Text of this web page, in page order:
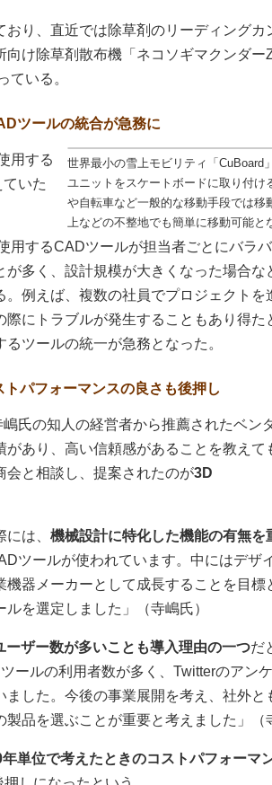
り、直近では除草剤のリーディングカ
け除草剤散布機「ネコソギマクンダー
ている。
ツールの統合が急務に
世界最小の雪上モビリティ「CuBoard
ユニットをスケートボードに取り付け
や自転車など一般的な移動手段では移
上などの不整地でも簡単に移動可能と
用する
いた
用するCADツールが担当者ごとにバラ
多く、設計規模が大きくなった場合な
例えば、複数の社員でプロジェクトを
にトラブルが発生することもあり得た
ツールの統一が急務となった。
パフォーマンスの良さも後押し
氏の知人の経営者から推薦されたベン
あり、高い信頼感があることを教えて
会と相談し、提案されたのが3D
は、 機械設計に特化した機能の有無を
ツールが使われています。中にはデザ
器メーカーとして成長することを目標
を選定しました」（寺嶋氏）
ーザー数が多いことも導入理由の一つだ
ールの利用者数が多く、Twitterのアン
した。今後の事業展開を考え、社外と
品を選ぶことが重要と考えました」（
単位で考えたときのコストパフォーマ